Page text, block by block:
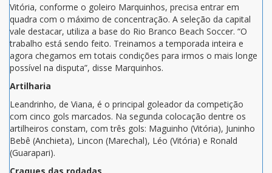
Vitória, conforme o goleiro Marquinhos, precisa entrar em
quadra com o máximo de concentração. A seleção da capital
vale destacar, utiliza a base do Rio Branco Beach Soccer. “O
trabalho está sendo feito. Treinamos a temporada inteira e
agora chegamos em totais condições para irmos o mais longe
possível na disputa”, disse Marquinhos.
Artilharia
Leandrinho, de Viana, é o principal goleador da competição
com cinco gols marcados. Na segunda colocação dentre os
artilheiros constam, com três gols: Maguinho (Vitória), Juninho
Bebê (Anchieta), Lincon (Marechal), Léo (Vitória) e Ronald
(Guarapari).
Craques das rodadas